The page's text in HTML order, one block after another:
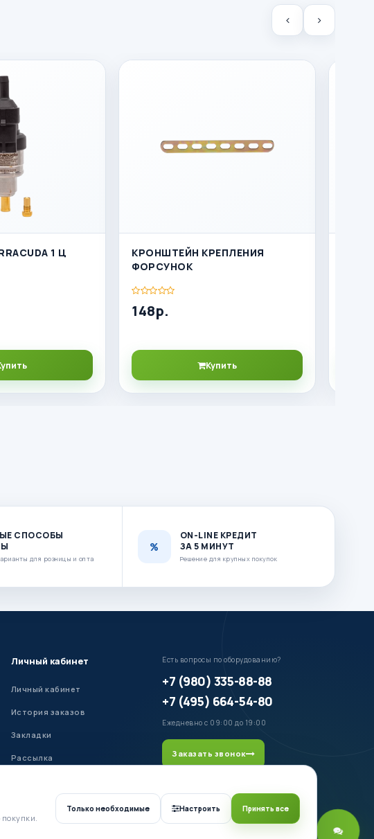
1 Ц
КРОНШТЕЙН КРЕПЛЕНИЯ
ФОРСУНОК
148р.
Купить
СПОСОБЫ
для розницы и опта
ON-LINE КРЕДИТ
ЗА 5 МИНУТ
Решение для крупных покупок
Личный кабинет
Личный кабинет
История заказов
Закладки
Рассылка
Есть вопросы по оборудованию?
+7 (980) 335-88-88
+7 (495) 664-54-80
Ежедневно с 09:00 до 19:00
Заказать звонок
Только необходимые Настроить Принять все